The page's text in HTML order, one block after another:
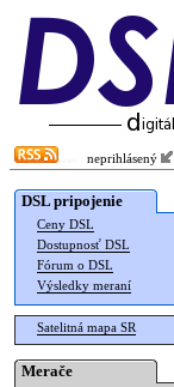
neprihlásený
DSL pripojenie
Ceny DSL
Dostupnosť DSL
Fórum o DSL
Výsledky meraní
Satelitná mapa SR
Merače